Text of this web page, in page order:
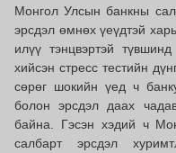
Монгол Улсын банкны
эрсдэл өмнөх үеүдтэй
илүү тэнцвэртэй
хийсэн стресс тестийн
сөрөг шокийн үед ч
болон эрсдэл даах
байна. Гэсэн хэдий ч
салбарт эрсдэл